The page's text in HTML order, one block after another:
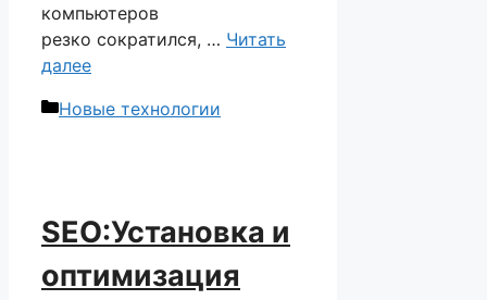
компьютеров
резко сократился, … Читать
далее
Рубрики
Новые технологии
SEO:Установка и
оптимизация